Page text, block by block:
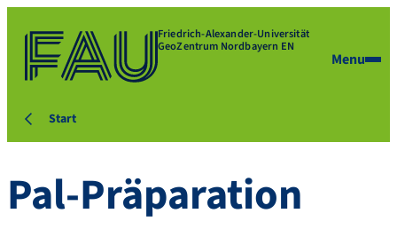
Friedrich-Alexander-Universität
GeoZentrum Nordbayern EN
Menu
Start
Pal-Präparation